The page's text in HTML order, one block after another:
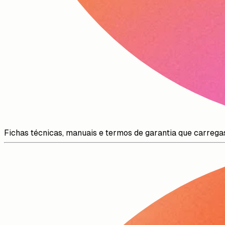
Fichas técnicas, manuais e termos de garantia que